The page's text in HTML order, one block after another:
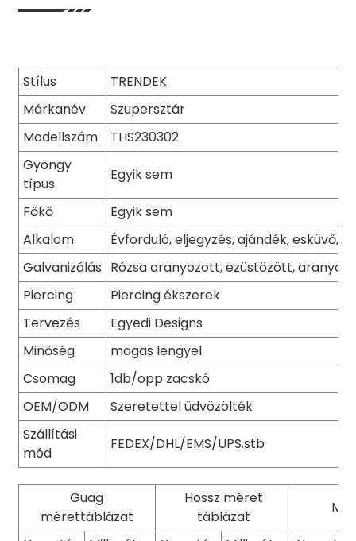
Stílus
TRENDEK
Márkanév
Szupersztár
Modellszám
THS230302
Gyöngy
típus
Egyik sem
Főkő
Egyik sem
Alkalom
Évforduló, eljegyzés, ajándék, esküvő,
Galvanizálás Rózsa aranyozott, ezüstözött,
Piercing
Piercing ékszerek
Tervezés
Egyedi Designs
Minőség
magas lengyel
Csomag
1db/opp zacskó
OEM/ODM
Szeretettel üdvözölték
Szállítási
mód
FEDEX/DHL/EMS/UPS.stb
Guag
mérettáblázat
Hossz méret
táblázat